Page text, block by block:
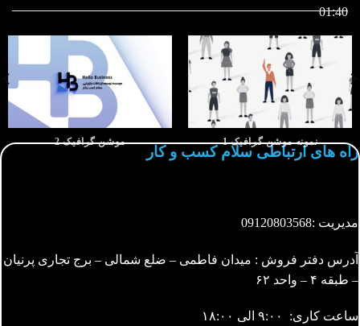
01:40
نمونه موشن گرافیک 1 موشن گرافیک 2
راه های ارتباطی سلام کسب و کار
مدیریت :09120803568
آدرس دفتر فروش : میدان فاطمی – ضلع شمالی – برج تجاری پرنیان
– طبقه ۴ – واحد ۶۲
ساعت کاری: ۹:۰۰ الی ۱۸:۰۰